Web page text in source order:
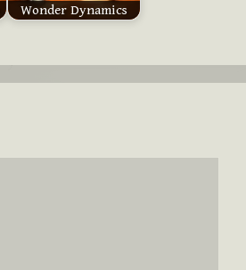
Wonder Dynamics